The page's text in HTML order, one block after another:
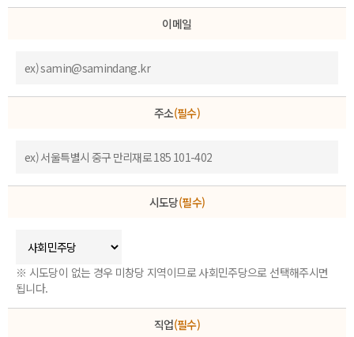
이메일
주소(필수)
시도당(필수)
※ 시도당이 없는 경우 미창당 지역이므로 사회민주당으로 선택해주시면
됩니다.
직업(필수)